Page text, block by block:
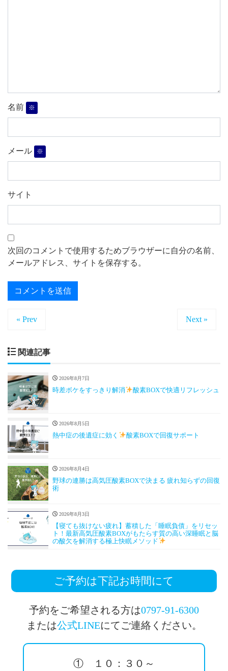
名前 ※
メール ※
サイト
次回のコメントで使用するためブラウザーに自分の名前、
メールアドレス、サイトを保存する。
« Prev Next »
関連記事
2026年8月7日
時差ボケをすっきり解消 酸素BOXで快適リフレッシュ
2026年8月5日
熱中症の後遺症に効く 酸素BOXで回復サポート
2026年8月4日
野球の連勝は高気圧酸素BOXで決まる 疲れ知らずの回復
術
2026年8月3日
【寝ても抜けない疲れ】蓄積した「睡眠負債」をリセッ
ト！最新高気圧酸素BOXがもたらす質の高い深睡眠と脳
の酸欠を解消する極上快眠メソッド
ご予約は下記お時間にて
予約をご希望される方は0797-91-6300
または公式LINEにてご連絡ください。
① １０：３０～